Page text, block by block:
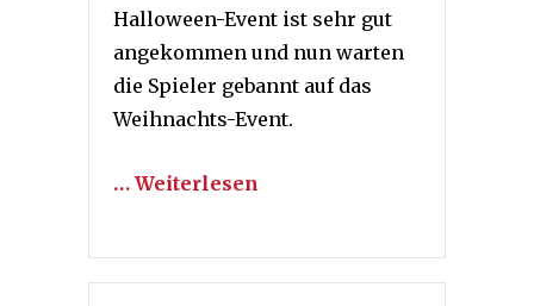
Halloween-Event ist sehr gut
angekommen und nun warten
die Spieler gebannt auf das
Weihnachts-Event.
… Weiterlesen